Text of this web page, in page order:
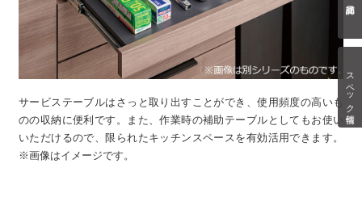
スペック情報
サービステーブルはさっと取り出すことができ、使用頻度の高いも
のの収納に便利です。また、作業時の補助テーブルとしてもお使い
いただけるので、限られたキッチンスペースを有効活用できます。
※画像はイメージです。